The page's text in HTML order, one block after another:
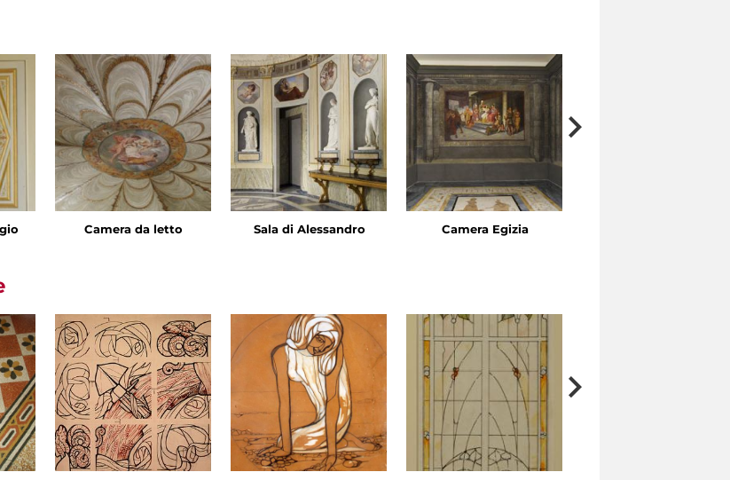
Camera da letto Sala di Alessandro Camera Egizia